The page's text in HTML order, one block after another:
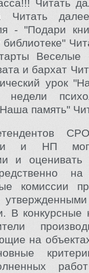
Читать
Читать
- "Подари
Веселые
и бархат
урок
память"
и НП
и оценивать
на
комиссии
В конкурсные
на